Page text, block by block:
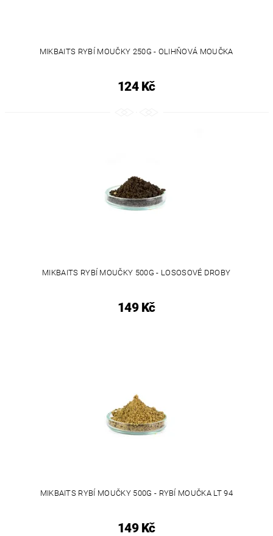
MIKBAITS RYBÍ MOUČKY 250G - OLIHŇOVÁ MOUČKA
124 Kč
MIKBAITS RYBÍ MOUČKY 500G - LOSOSOVÉ DROBY
149 Kč
MIKBAITS RYBÍ MOUČKY 500G - RYBÍ MOUČKA LT 94
149 Kč